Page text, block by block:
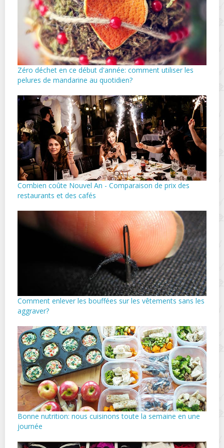
Zéro déchet en ce début d'année: comment utiliser les
pelures de mandarine au quotidien?
Combien coûte Nouvel An - Comparaison de prix des
restaurants et des cafés
Comment enlever les bouffées sur les vêtements sans les
aggraver?
Bonne nutrition: nous cuisinons toute la semaine en une
journée